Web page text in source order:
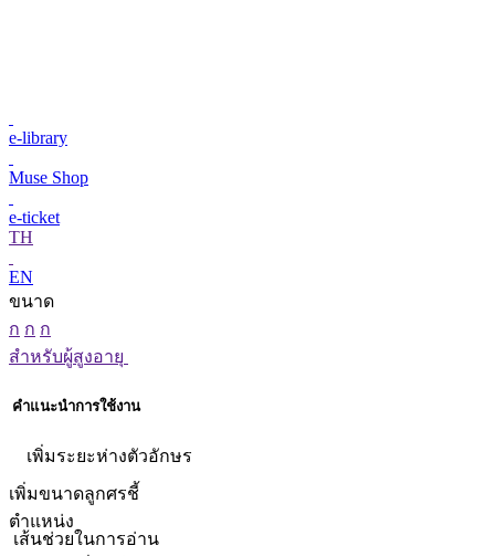
e-library
Muse Shop
e-ticket
TH
EN
ขนาด
ก ก ก
สำหรับผู้สูงอายุ
คำแนะนำการใช้งาน
เพิ่มระยะห่างตัวอักษร
เพิ่มขนาดลูกศรชี้
ตำแหน่ง
เส้นช่วยในการอ่าน